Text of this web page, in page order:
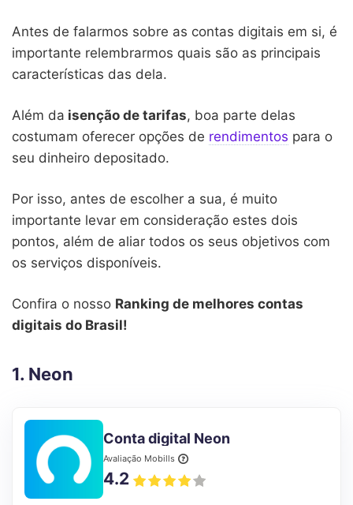
Antes de falarmos sobre as contas digitais em si, é
importante relembrarmos quais são as principais
características das dela.
Além da isenção de tarifas, boa parte delas
costumam oferecer opções de rendimentos para o
seu dinheiro depositado.
Por isso, antes de escolher a sua, é muito
importante levar em consideração estes dois
pontos, além de aliar todos os seus objetivos com
os serviços disponíveis.
Confira o nosso Ranking de melhores contas
digitais do Brasil!
1. Neon
Conta digital Neon
Avaliação Mobills
4.2